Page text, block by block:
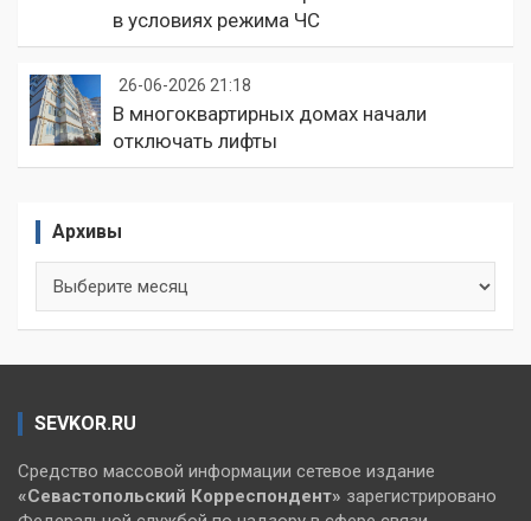
в условиях режима ЧС
26-06-2026 21:18
В многоквартирных домах начали
отключать лифты
Архивы
SEVKOR.RU
Средство массовой информации сетевое издание
«Севастопольский Корреспондент» зарегистрировано